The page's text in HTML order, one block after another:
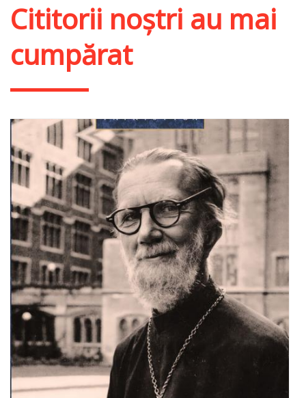
Cititorii noștri au mai
cumpărat